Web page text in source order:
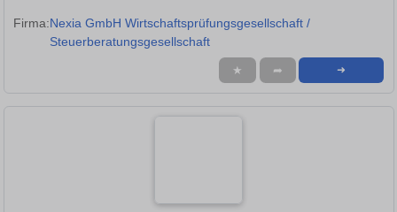
Firma:Nexia GmbH Wirtschaftsprüfungsgesellschaft /
Steuerberatungsgesellschaft
★ ➦ ➜